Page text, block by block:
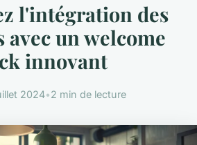
l'intégration des
avec un welcome
innovant
2024•2 min de lecture